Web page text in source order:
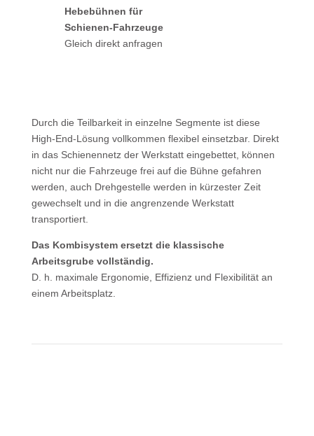
Hebebühnen für
Schienen-Fahrzeuge
Gleich direkt anfragen
Durch die Teilbarkeit in einzelne Segmente ist diese
High-End-Lösung vollkommen flexibel einsetzbar. Direkt
in das Schienen­netz der Werkstatt eingebettet, können
nicht nur die Fahrzeuge frei auf die Bühne gefahren
werden, auch Drehgestelle werden in kürzester Zeit
gewechselt und in die an­grenzende Werkstatt
transportiert.
Das Kombisystem ersetzt die klassische
Arbeitsgrube vollständig.
D. h. maximale Ergonomie, Effizienz und Flexibilität an
einem Arbeitsplatz.